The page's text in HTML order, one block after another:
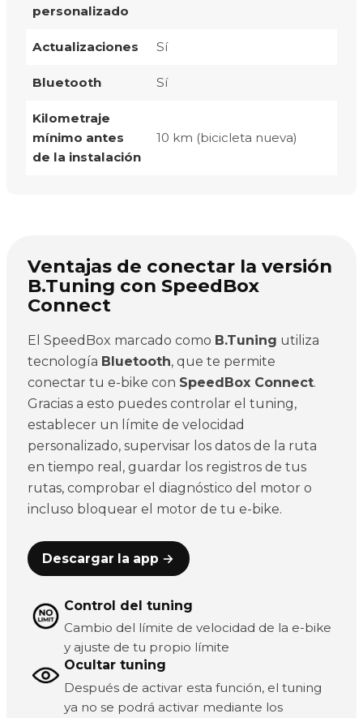
personalizado
Actualizaciones Sí
Bluetooth Sí
Kilometraje
mínimo antes
de la instalación
10 km (bicicleta nueva)
Ventajas de conectar la versión
B.Tuning con SpeedBox
Connect
El SpeedBox marcado como B.Tuning utiliza
tecnología Bluetooth, que te permite
conectar tu e-bike con SpeedBox Connect.
Gracias a esto puedes controlar el tuning,
establecer un límite de velocidad
personalizado, supervisar los datos de la ruta
en tiempo real, guardar los registros de tus
rutas, comprobar el diagnóstico del motor o
incluso bloquear el motor de tu e-bike.
Descargar la app →
Control del tuning
Cambio del límite de velocidad de la e-bike
y ajuste de tu propio límite
Ocultar tuning
Después de activar esta función, el tuning
ya no se podrá activar mediante los